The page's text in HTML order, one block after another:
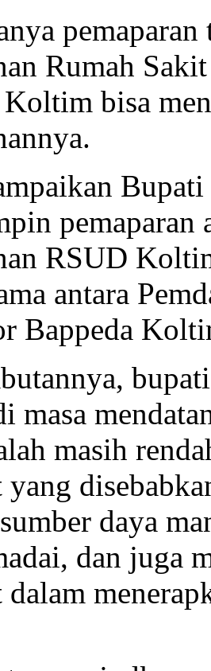
Rumah
Koltim bisa
RSUD
antara
Bappeda
masa
masih
yang
daya
dan juga
dalam